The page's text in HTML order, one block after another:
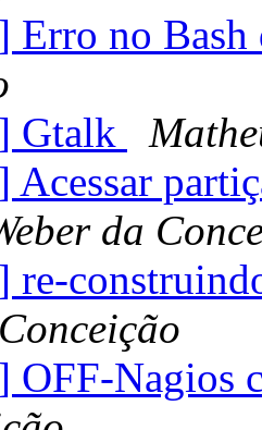
Erro no
Gtalk
da
re-
OFF-Nagios